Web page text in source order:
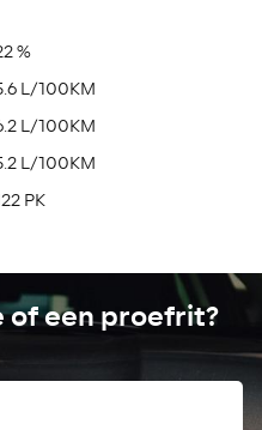
%
L/100KM
L/100KM
L/100KM
PK
of een proefrit?